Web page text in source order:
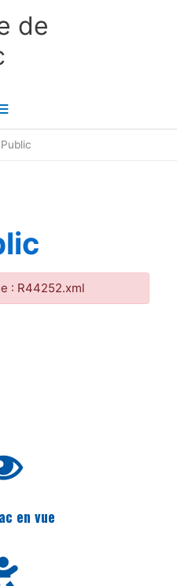
de
: R44252.xml
en vue